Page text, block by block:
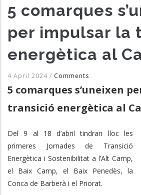
5 comarques
per impulsar la
energètica al
4 April 2024 / Comments
5 comarques s’uneixen
transició energètica al
Del 9 al 18 d’abril tindran lloc les
primeres Jornades de Transició
Energètica i Sostenibilitat a l’Alt Camp,
el Baix Camp, el Baix Penedès, la
Conca de Barberà i el Priorat.